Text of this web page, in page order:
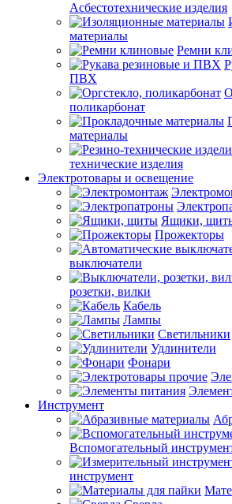
Асбестотехнические изделия
материалы
Ремни
ПВХ
поликарбонат
материалы
технические изделия
Электротовары и освещение
Ящики,
Прожекторы
выключатели
розетки, вилки
Кабель
Лампы
Светильники
Удлинители
Фонари
Инструмент
Вспомогательный
инструмент